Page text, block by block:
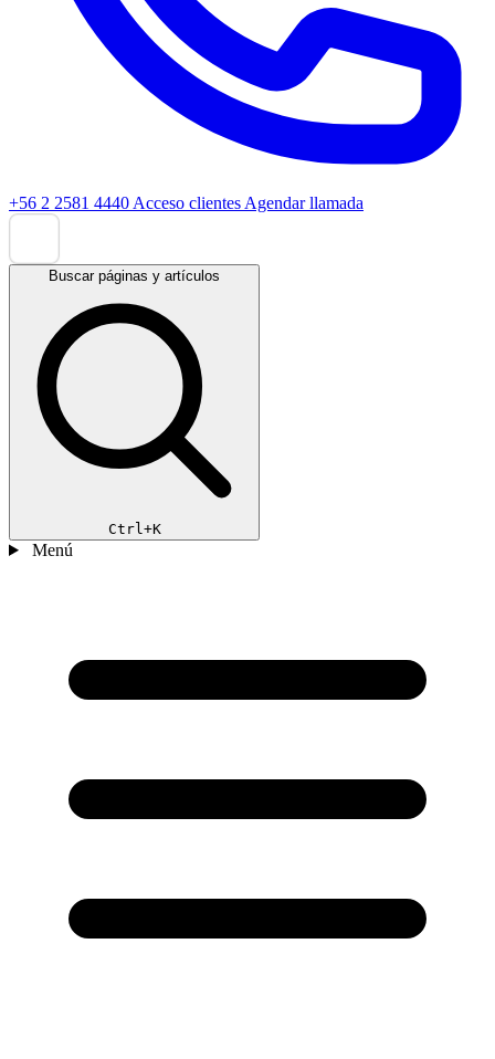
+56 2 2581 4440 Acceso clientes Agendar llamada
Buscar páginas y artículos
Ctrl+K
Menú